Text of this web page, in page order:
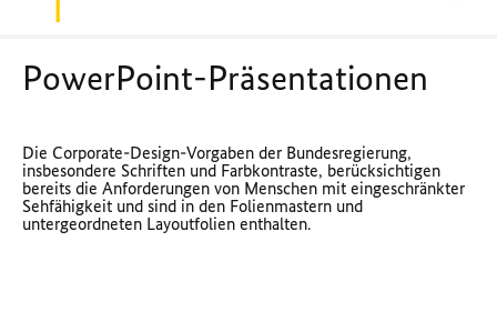
PowerPoint-Präsentationen
Die Corporate-Design-Vorgaben der Bundesregierung,
insbesondere Schriften und Farbkontraste, berücksichtigen
bereits die Anforderungen von Menschen mit eingeschränkter
Sehfähigkeit und sind in den Folienmastern und
untergeordneten Layoutfolien enthalten.